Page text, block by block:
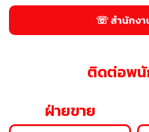
☏ สำนักง
ติดต่อพนั
ฝ่ายขาย